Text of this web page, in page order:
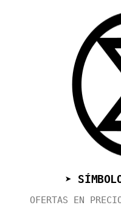
➤
OFERTAS EN